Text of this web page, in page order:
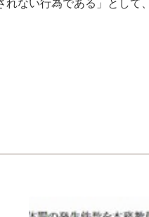
ない行為である」として